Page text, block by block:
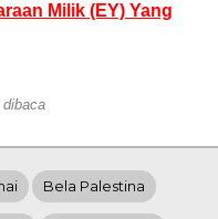
Milik (EY) Yang
Bela Palestina